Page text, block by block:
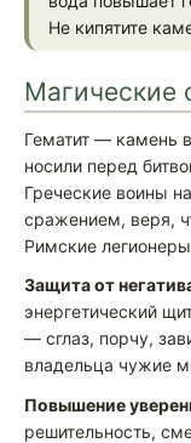
Не кипятите
Магические
Гематит — камень
носили перед
Греческие воины
сражением, веря,
Римские
Защита от
энергетический
— сглаз, порчу,
владельца чужие
Повышение
решительность,